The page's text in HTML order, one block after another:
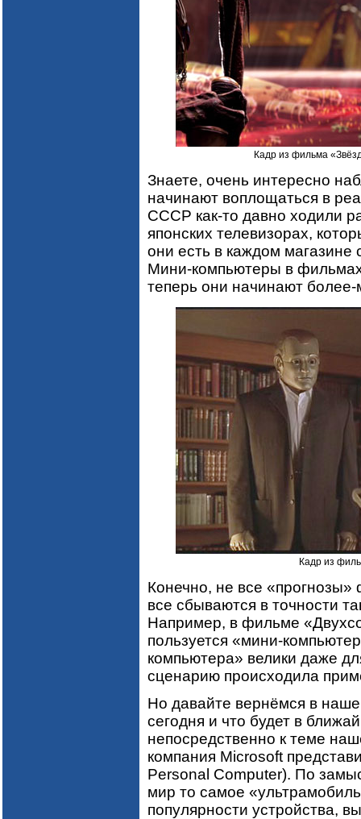
Кадр из фильма
Знаете, очень интересно
начинают воплощаться в
СССР как-то давно ходили
японских телевизорах,
они есть в каждом магазине
Мини-компьютеры в
теперь они начинают
Кадр из
Конечно, не все
все сбываются в точности
Например, в фильме
пользуется «мини-
компьютера» велики даже
сценарию происходила
Но давайте вернёмся в
сегодня и что будет в
непосредственно к теме
компания Microsoft
Personal Computer). По
мир то самое
популярности устройства,